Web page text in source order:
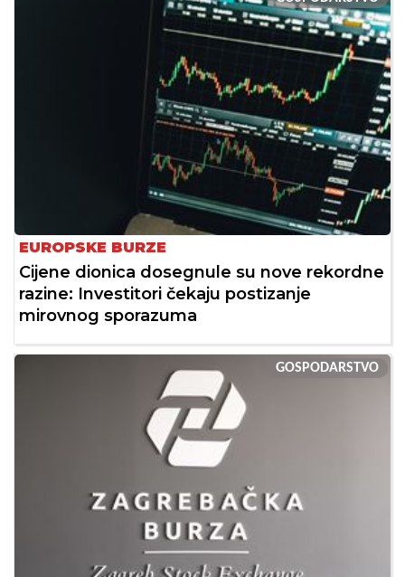
EUROPSKE BURZE
Cijene dionica dosegnule su nove rekordne
razine: Investitori čekaju postizanje
mirovnog sporazuma
GOSPODARSTVO